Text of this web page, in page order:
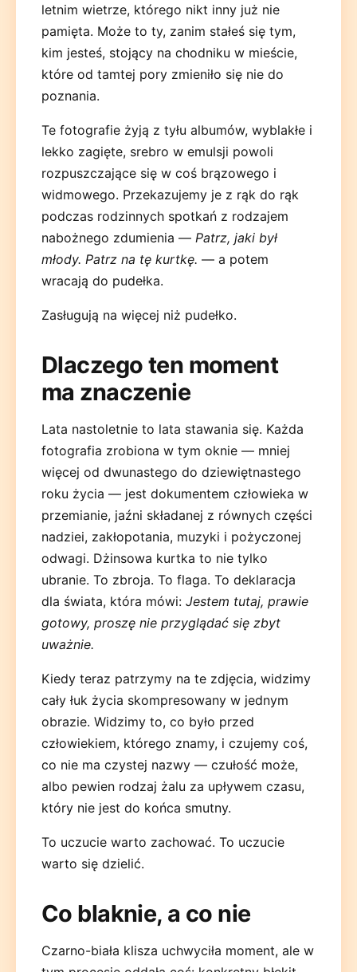
letnim wietrze, którego nikt inny już nie
pamięta. Może to ty, zanim stałeś się tym,
kim jesteś, stojący na chodniku w mieście,
które od tamtej pory zmieniło się nie do
poznania.
Te fotografie żyją z tyłu albumów, wyblakłe i
lekko zagięte, srebro w emulsji powoli
rozpuszczające się w coś brązowego i
widmowego. Przekazujemy je z rąk do rąk
podczas rodzinnych spotkań z rodzajem
nabożnego zdumienia — Patrz, jaki był
młody. Patrz na tę kurtkę. — a potem
wracają do pudełka.
Zasługują na więcej niż pudełko.
Dlaczego ten moment
ma znaczenie
Lata nastoletnie to lata stawania się. Każda
fotografia zrobiona w tym oknie — mniej
więcej od dwunastego do dziewiętnastego
roku życia — jest dokumentem człowieka w
przemianie, jaźni składanej z równych części
nadziei, zakłopotania, muzyki i pożyczonej
odwagi. Dżinsowa kurtka to nie tylko
ubranie. To zbroja. To flaga. To deklaracja
dla świata, która mówi: Jestem tutaj, prawie
gotowy, proszę nie przyglądać się zbyt
uważnie.
Kiedy teraz patrzymy na te zdjęcia, widzimy
cały łuk życia skompresowany w jednym
obrazie. Widzimy to, co było przed
człowiekiem, którego znamy, i czujemy coś,
co nie ma czystej nazwy — czułość może,
albo pewien rodzaj żalu za upływem czasu,
który nie jest do końca smutny.
To uczucie warto zachować. To uczucie
warto się dzielić.
Co blaknie, a co nie
Czarno-biała klisza uchwyciła moment, ale w